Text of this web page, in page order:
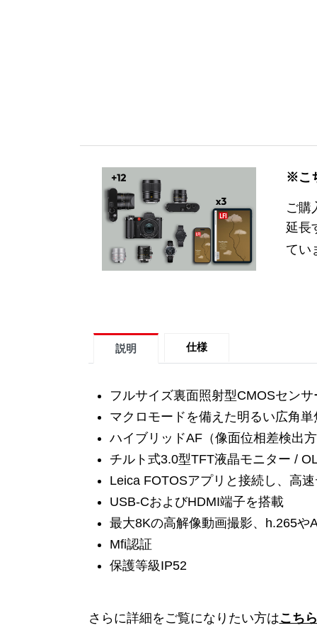
※こ
ご購
延長
てい
説明 仕様
フルサイズ裏面照射型CMOSセン
マクロモードを備えた明るい広角
ハイブリッドAF（像面位相差検出
チルト式3.0型TFT液晶モニター /
Leica FOTOSアプリと接続し、高
USB-CおよびHDMI端子を搭載
最大8Kの高解像動画撮影、h.265や
Mfi認証
保護等級IP52
さらに詳細をご覧になりたい方はこち